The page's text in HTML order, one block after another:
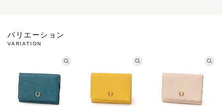
バリエーション
VARIATION